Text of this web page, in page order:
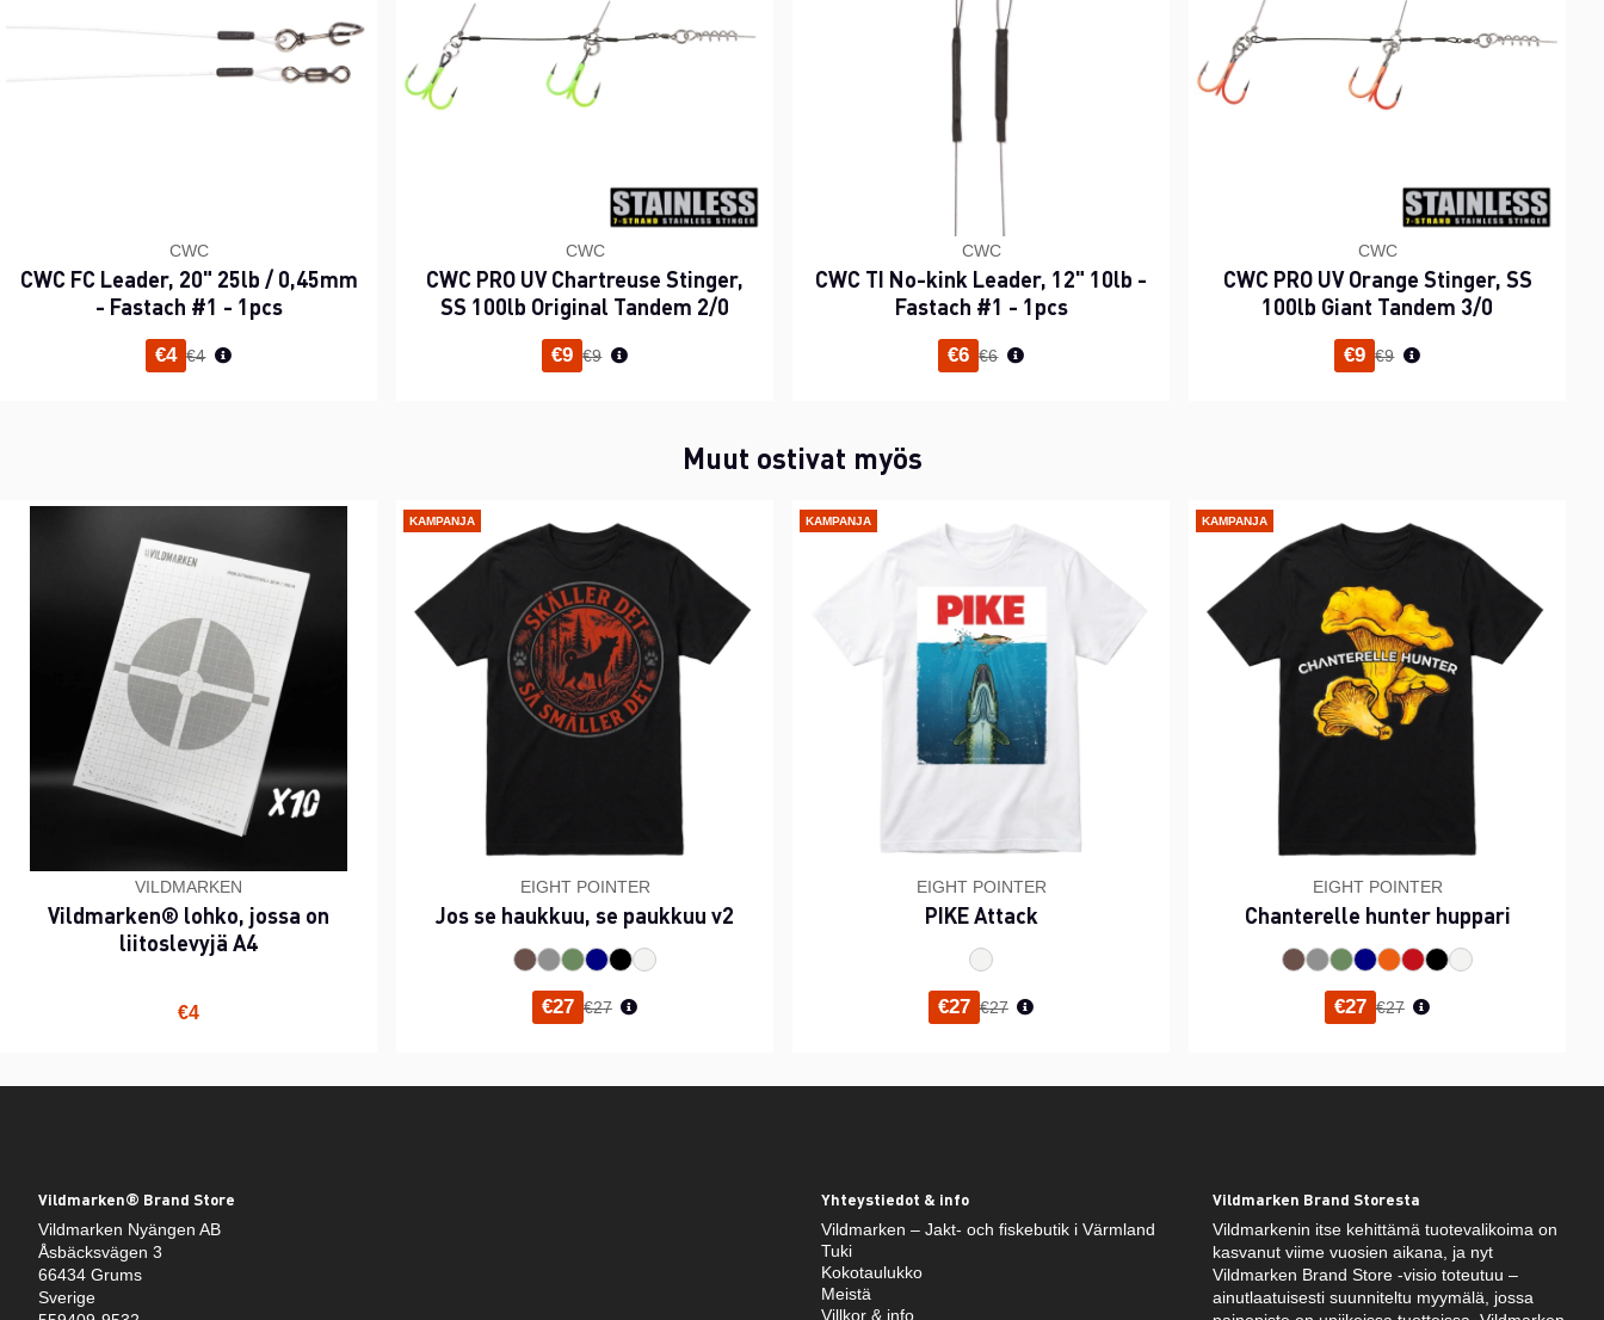
CWC
CWC FC Leader, 20" 25lb / 0,45mm
- Fastach #1 - 1pcs
€4 Normaali hinta
€4
CWC
CWC PRO UV Chartreuse Stinger,
SS 100lb Original Tandem 2/0
€9 Normaali hinta
€9
CWC
CWC TI No-kink Leader, 12" 10lb -
Fastach #1 - 1pcs
€6 Normaali hinta
€6
CWC
CWC PRO UV Orange Stinger, SS
100lb Giant Tandem 3/0
€9 Normaali hinta
€9
Muut ostivat myös
VILDMARKEN
Vildmarken® lohko, jossa on
liitoslevyjä A4
€4
KAMPANJA
EIGHT POINTER
Jos se haukkuu, se paukkuu v2
€27 Normaali hinta
€27
KAMPANJA
EIGHT POINTER
PIKE Attack
€27 Normaali hinta
€27
KAMPANJA
EIGHT POINTER
Chanterelle hunter huppari
€27 Normaali hinta
€27
Vildmarken® Brand Store
Vildmarken Nyängen AB
Åsbäcksvägen 3
66434 Grums
Sverige
Yhteystiedot & info
Vildmarken – Jakt- och fiskebutik i Värmland
Tuki
Kokotaulukko
Meistä
Villkor & info
Vildmarken Brand Storesta
Vildmarkenin itse kehittämä tuotevalikoima on
kasvanut viime vuosien aikana, ja nyt
Vildmarken Brand Store -visio toteutuu –
ainutlaatuisesti suunniteltu myymälä, jossa